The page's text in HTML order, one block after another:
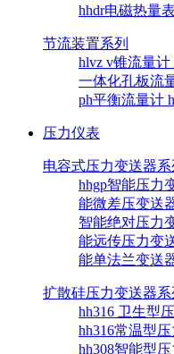
hhdr电磁热量表
节流装置系列
hlvz v锥流量计
一体化孔板流
ph平衡流量计
压力仪表
电容式压力变送器系
hhgp智能压力
能微差压变送
智能绝对压力
能远传压力变
能单法兰变送
扩散硅压力变送器系
hh316 卫生型
hh316常温型
hh308智能型